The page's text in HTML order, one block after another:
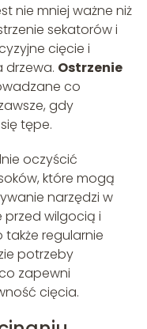
nie mniej ważne niż
sekatorów i
cięcie i
drzewa. Ostrzenie
co
gdy
tępe.
oczyścić
które mogą
narzędzi w
przed wilgocią i
także regularnie
potrzeby
zapewni
cięcia.